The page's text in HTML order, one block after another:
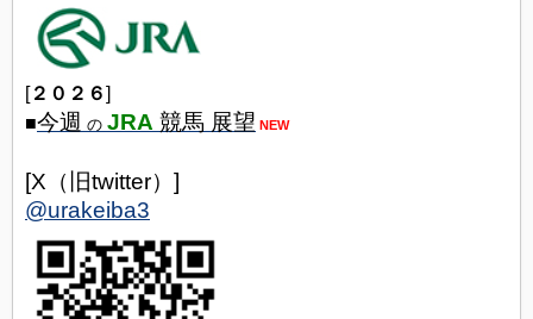
[２０２６]
■今週 の JRA 競馬 展望 NEW
[X（旧twitter）]
@urakeiba3